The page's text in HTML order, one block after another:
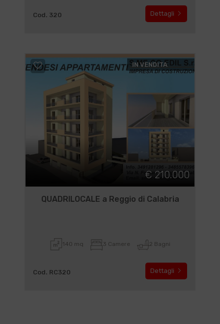
Cod. 320 Dettagli
IN VENDITA
€ 210.000
QUADRILOCALE a Reggio di Calabria
140 mq 3 Camere 2 Bagni
Cod. RC320 Dettagli